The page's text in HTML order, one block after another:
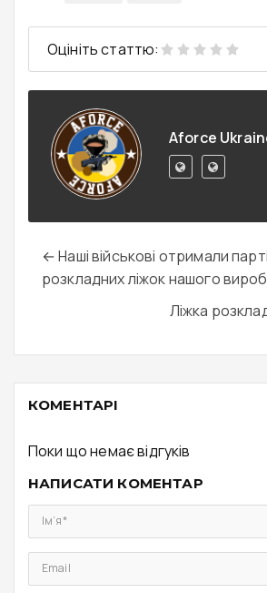
Оцініть статтю:
Aforce
← Наші військові отримали
розкладних ліжок нашого
Ліжка
КОМЕНТАРІ
Поки що немає відгуків
НАПИСАТИ КОМЕНТАР
Ім’я*
Email